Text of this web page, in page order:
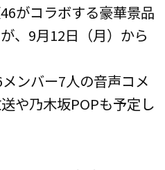
がコラボする豪華景品
、9月12日（月）から
ンバー7人の音声コメ
や乃木坂POPも予定し